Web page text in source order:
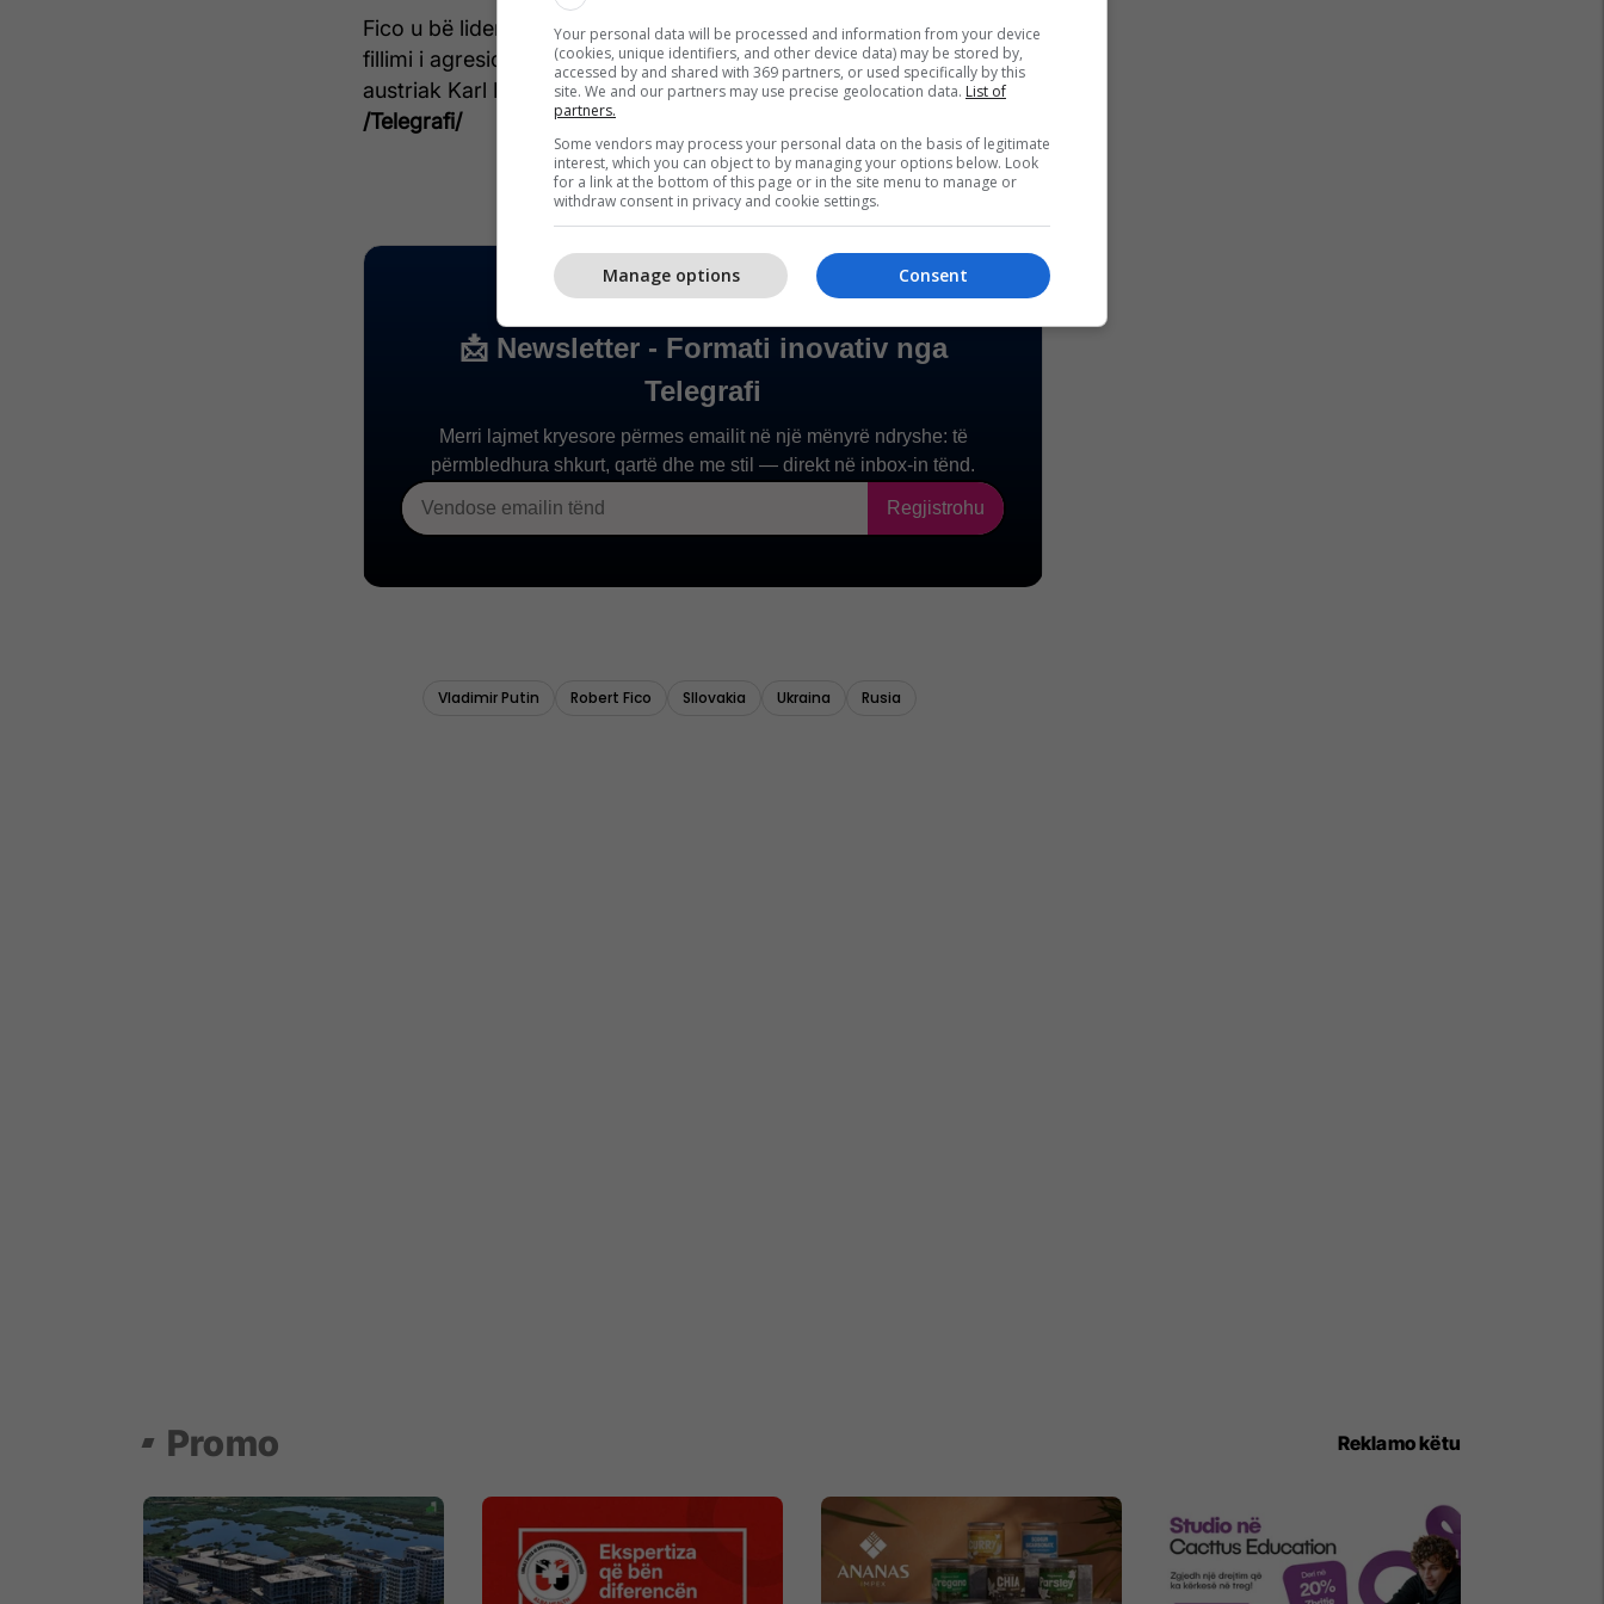
Fico u bë lideri i tretë i BE-së që viziton Putinin në Kremlin që nga
fillimi i agresionit rus në Ukrainë në shkurt 2022, pas kancelarit
austriak Karl Nehammer dhe kryeministrit hungarez Viktor Orban.
/Telegrafi/
Your personal data will be processed and information from your device
(cookies, unique identifiers, and other device data) may be stored by,
accessed by and shared with 369 partners, or used specifically by this
site. We and our partners may use precise geolocation data. List of
partners.
Some vendors may process your personal data on the basis of legitimate
interest, which you can object to by managing your options below. Look
for a link at the bottom of this page or in the site menu to manage or
withdraw consent in privacy and cookie settings.
Consent
Manage options